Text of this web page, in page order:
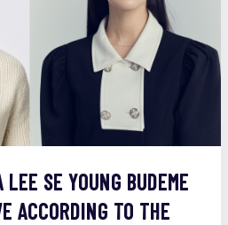
SE YOUNG BUDEME
ACCORDING TO THE